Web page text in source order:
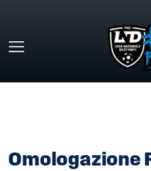
Omologazione